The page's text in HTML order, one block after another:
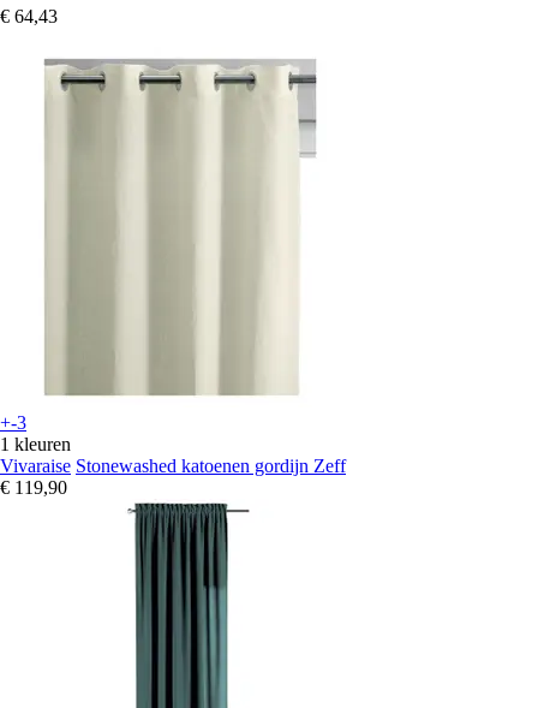
€ 64,43
+-3
1 kleuren
Vivaraise Stonewashed katoenen gordijn Zeff
€ 119,90